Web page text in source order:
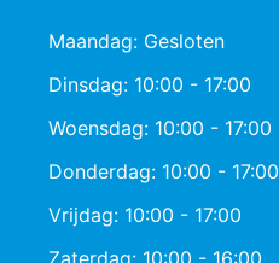
Maandag: Gesloten
Dinsdag: 10:00 - 17:00
Woensdag: 10:00 - 17:00
Donderdag: 10:00 - 17:00
Vrijdag: 10:00 - 17:00